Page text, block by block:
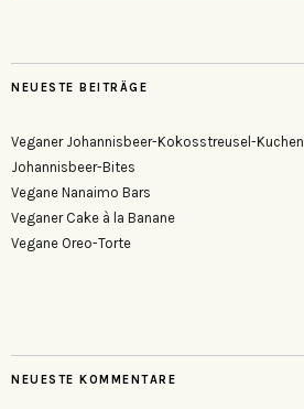
NEUESTE BEITRÄGE
Veganer Johannisbeer-Kokosstreusel-Kuchen
Johannisbeer-Bites
Vegane Nanaimo Bars
Veganer Cake à la Banane
Vegane Oreo-Torte
NEUESTE KOMMENTARE